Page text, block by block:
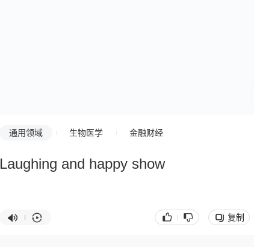
通用领域 生物医学 金融财经
Laughing and happy show
复制